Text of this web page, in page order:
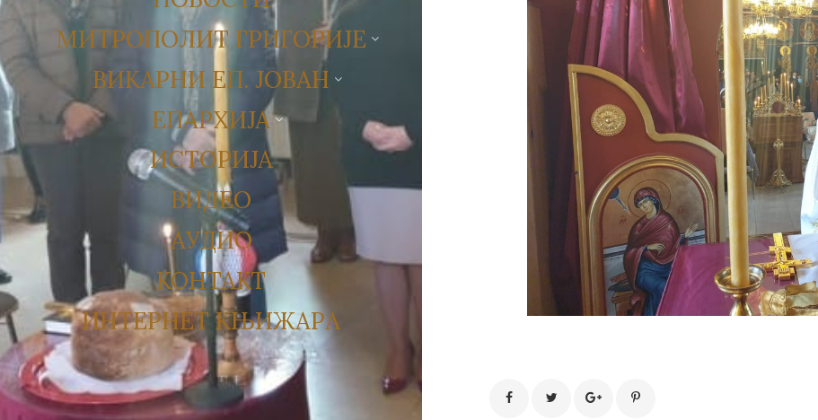
МИТРОПОЛИТ ГРИГОРИЈЕ
ВИКАРНИ ЕП. ЈОВАН
ЕПАРХИЈА
ИСТОРИЈА
ВИДЕО
АУДИО
КОНТАКТ
ИНТЕРНЕТ КЊИЖАРА